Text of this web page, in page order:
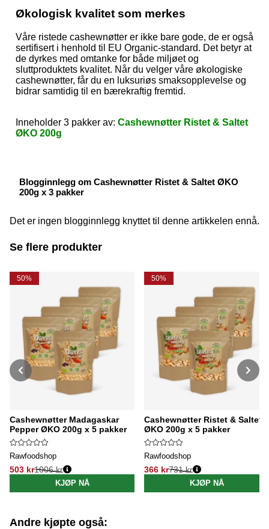
Økologisk kvalitet som merkes
Våre ristede cashewnøtter er ikke bare gode, de er også
sertifisert i henhold til EU Organic-standard. Det betyr at
de dyrkes med omtanke for både miljøet og
sluttproduktets kvalitet. Når du velger våre økologiske
cashewnøtter, får du en luksuriøs smaksopplevelse og
bidrar samtidig til en bærekraftig fremtid.
Inneholder 3 pakker av: Cashewnøtter Ristet & Saltet
ØKO 200g
Blogginnlegg om Cashewnøtter Ristet & Saltet ØKO
200g x 3 pakker
Det er ingen blogginnlegg knyttet til denne artikkelen ennå.
Se flere produkter
50%
Cashewnøtter Madagaskar
Pepper ØKO 200g x 5 pakker
Rawfoodshop
503 kr
Vanlig pris:
1006 kr
KJØP NÅ
50%
Cashewnøtter Ristet & Saltet
ØKO 200g x 5 pakker
Rawfoodshop
366 kr
Vanlig pris:
731 kr
KJØP NÅ
Andre kjøpte også: